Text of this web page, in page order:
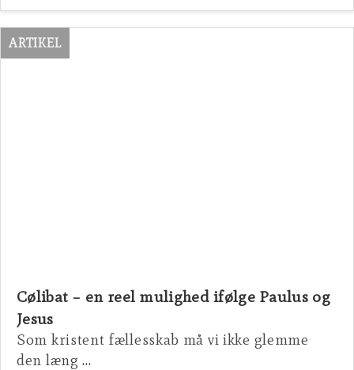
ARTIKEL
Cølibat – en reel mulighed ifølge Paulus og
Jesus
Som kristent fællesskab må vi ikke glemme
den læng …